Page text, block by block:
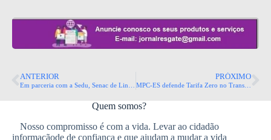
ANTERIOR PRÓXIMO
MPC-ES defende Tarifa Zero no Transcol após auditoria apontar falhas; parecer mostra gastos de R$ 1,56 bilhão do Estado com sistema
Quem somos?
Nosso compromisso é com a vida. Levar ao cidadão
informaçãode de confiança e que ajudam a mudar a vida